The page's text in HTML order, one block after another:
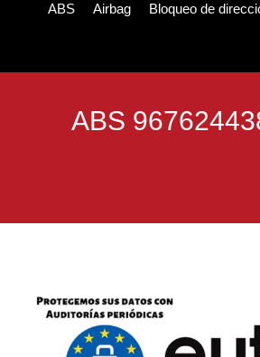
ABS Airbag Bloqueo de
ABS